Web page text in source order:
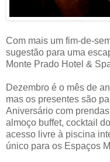
Com mais um fim-de-
sugestão para uma
Monte Prado Hotel &
Dezembro é o mês de
mas os presentes são
Aniversário com
almoço buffet, cocktail
acesso livre à piscina
único para os Espaços